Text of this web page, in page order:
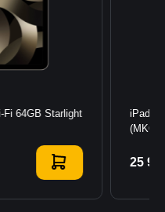
Fi 64GB Starlight
iPad
25